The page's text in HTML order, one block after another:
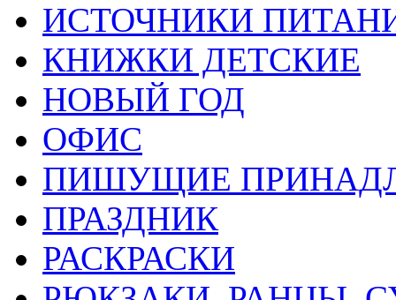
ИСТОЧНИКИ
КНИЖКИ ДЕТСКИЕ
НОВЫЙ ГОД
ОФИС
ПИШУЩИЕ
ПРАЗДНИК
РАСКРАСКИ